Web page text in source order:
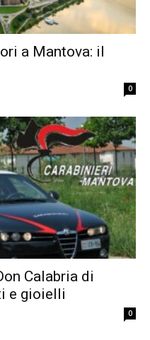
a Mantova: il
0
Calabria di
e gioielli
0